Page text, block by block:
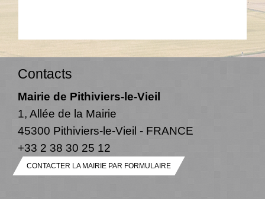
Contacts
Mairie de Pithiviers-le-Vieil
1, Allée de la Mairie
45300 Pithiviers-le-Vieil - FRANCE
+33 2 38 30 25 12
CONTACTER LA MAIRIE PAR FORMULAIRE